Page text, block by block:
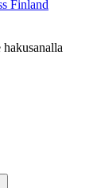
Finland
hakusanalla